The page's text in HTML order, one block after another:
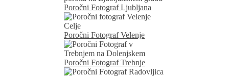
Poročni Fotograf Ljubljana
Poročni Fotograf Velenje
Poročni Fotograf Trebnje